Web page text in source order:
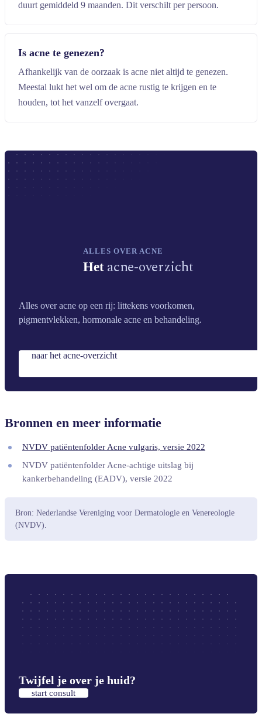
duurt gemiddeld 9 maanden. Dit verschilt per persoon.
Is acne te genezen?
Afhankelijk van de oorzaak is acne niet altijd te genezen.
Meestal lukt het wel om de acne rustig te krijgen en te
houden, tot het vanzelf overgaat.
ALLES OVER ACNE
Het acne-overzicht
Alles over acne op een rij: littekens voorkomen,
pigmentvlekken, hormonale acne en behandeling.
naar het acne-overzicht
Bronnen en meer informatie
NVDV patiëntenfolder Acne vulgaris, versie 2022
NVDV patiëntenfolder Acne-achtige uitslag bij
kankerbehandeling (EADV), versie 2022
Bron: Nederlandse Vereniging voor Dermatologie en Venereologie
(NVDV).
Twijfel je over je huid?
start consult